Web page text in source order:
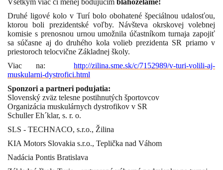
Všetkým viac či menej bodujúcim blahoželáme!
Druhé ligové kolo v Turí bolo obohatené špeciálnou udalosťou,
ktorou boli prezidentské voľby. Návšteva okrskovej volebnej
komisie s prenosnou urnou umožnila účastníkom turnaja zapojiť
sa súčasne aj do druhého kola volieb prezidenta SR priamo v
priestoroch telocvične Základnej školy.
Viac na:
http://zilina.sme.sk/c/7152989/v-turi-volili-aj-
muskularni-dystrofici.html
Sponzori a partneri podujatia:
Slovenský zväz telesne postihnutých športovcov
Organizácia muskulárnych dystrofikov v SR
Schuller Eh´klar, s. r. o.
SLS - TECHNACO, s.r.o., Žilina
KIA Motors Slovakia s.r.o., Teplička nad Váhom
Nadácia Pontis Bratislava